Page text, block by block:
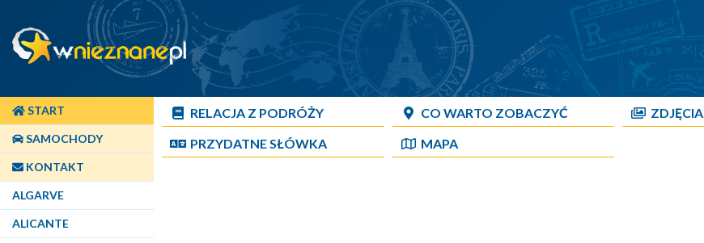
START
SAMOCHODY
KONTAKT
ALGARVE
ALICANTE
RELACJA Z PODRÓŻY CO WARTO ZOBACZYĆ ZDJĘCIA
PRZYDATNE SŁÓWKA
MAPA